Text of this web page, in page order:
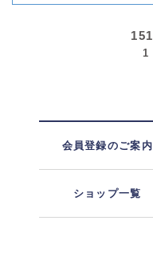
151
1
会員登録のご案内
ショップ一覧